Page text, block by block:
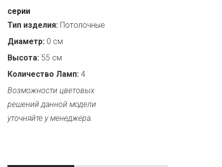
серии
Тип изделия: Потолочные
Диаметр: 0 см
Высота: 55 см
Количество Ламп: 4
Возможности цветовых
решений данной модели
уточняйте у менеджера.